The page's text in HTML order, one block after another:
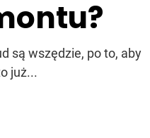
są wszędzie, po to, aby
już...